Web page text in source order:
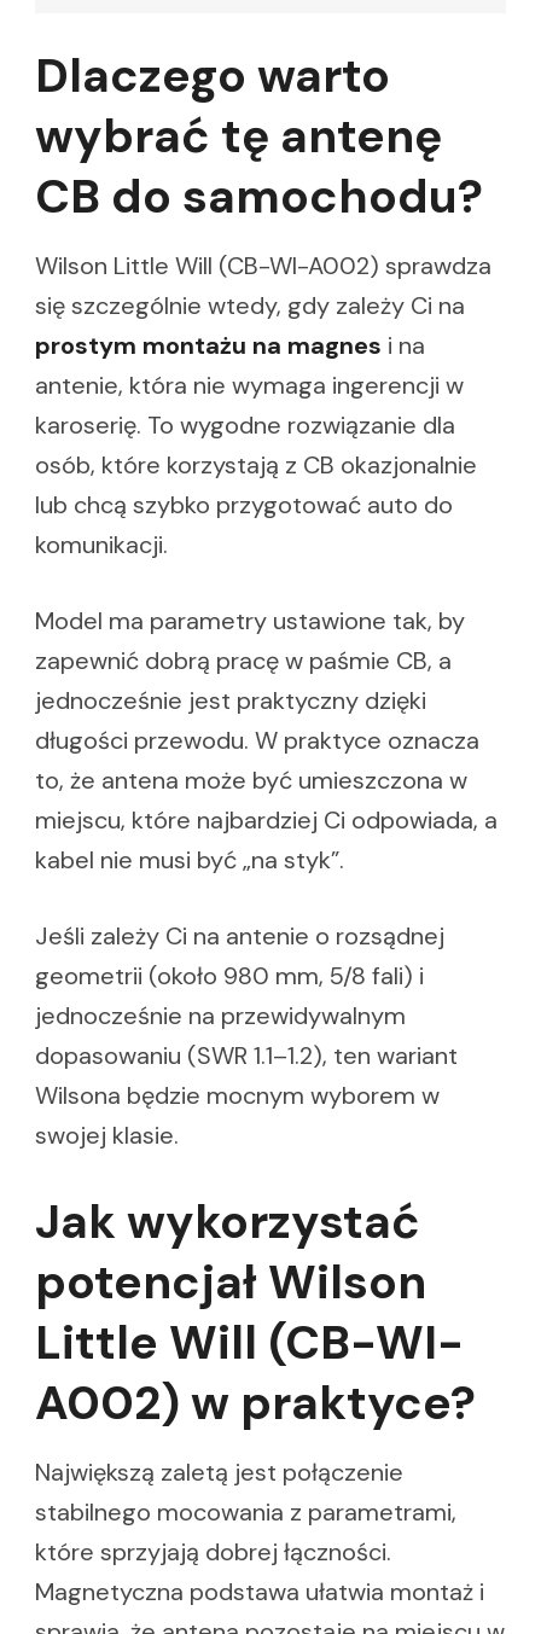
Dlaczego warto
wybrać tę antenę
CB do samochodu?
Wilson Little Will (CB-WI-A002) sprawdza
się szczególnie wtedy, gdy zależy Ci na
prostym montażu na magnes i na
antenie, która nie wymaga ingerencji w
karoserię. To wygodne rozwiązanie dla
osób, które korzystają z CB okazjonalnie
lub chcą szybko przygotować auto do
komunikacji.
Model ma parametry ustawione tak, by
zapewnić dobrą pracę w paśmie CB, a
jednocześnie jest praktyczny dzięki
długości przewodu. W praktyce oznacza
to, że antena może być umieszczona w
miejscu, które najbardziej Ci odpowiada, a
kabel nie musi być „na styk”.
Jeśli zależy Ci na antenie o rozsądnej
geometrii (około 980 mm, 5/8 fali) i
jednocześnie na przewidywalnym
dopasowaniu (SWR 1.1–1.2), ten wariant
Wilsona będzie mocnym wyborem w
swojej klasie.
Jak wykorzystać
potencjał Wilson
Little Will (CB-WI-
A002) w praktyce?
Największą zaletą jest połączenie
stabilnego mocowania z parametrami,
które sprzyjają dobrej łączności.
Magnetyczna podstawa ułatwia montaż i